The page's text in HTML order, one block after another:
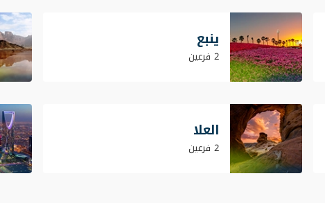
ينبع
2 فرعين
العلا
2 فرعين